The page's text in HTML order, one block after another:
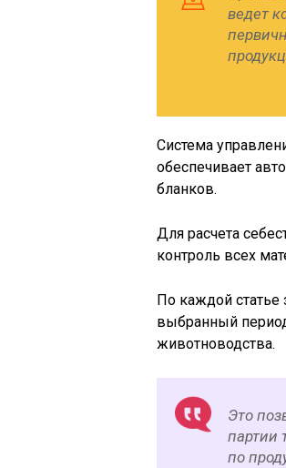
ведет
Система
обеспечивает
бланков.
Для расчета
контроль всех
По каждой статье
выбранный
животноводства.
Это
партии
по